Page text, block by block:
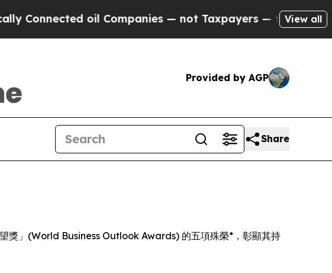
oil Companies — not Taxpayers — the Chance to
View all
Provided by AGP
Share
獎」(World Business Outlook Awards) 的五項殊榮*，彰顯其持